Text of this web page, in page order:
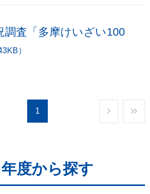
調査「多摩けいざい100
）
1
年度から探す